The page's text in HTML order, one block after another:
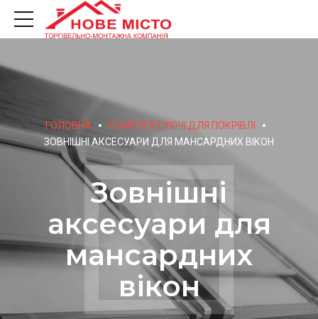
ГОЛОВНА
КОМПЛЕКТУЮЧІ ДЛЯ ПОКРІВЛІ
ЗОВНІШНІ АКСЕСУАРИ ДЛЯ МАНСАРДНИХ ВІКОН
Зовнішні
аксесуари для
мансардних
вікон